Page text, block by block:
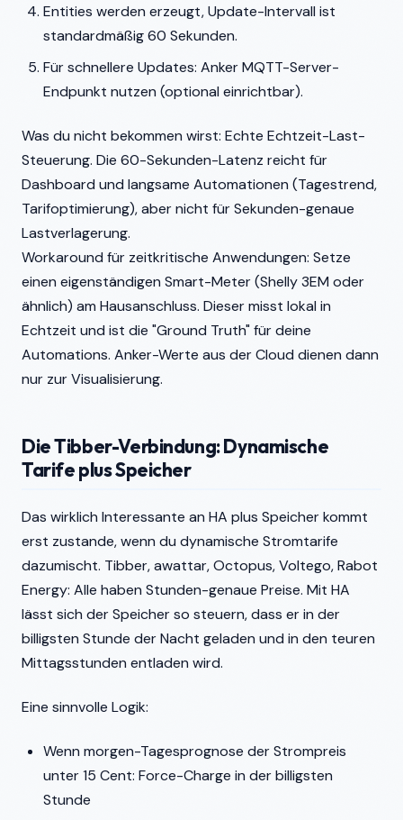
Entities werden erzeugt, Update-Intervall ist
standardmäßig 60 Sekunden.
Für schnellere Updates: Anker MQTT-Server-
Endpunkt nutzen (optional einrichtbar).
Was du nicht bekommen wirst: Echte Echtzeit-Last-
Steuerung. Die 60-Sekunden-Latenz reicht für
Dashboard und langsame Automationen (Tagestrend,
Tarifoptimierung), aber nicht für Sekunden-genaue
Lastverlagerung.
Workaround für zeitkritische Anwendungen: Setze
einen eigenständigen Smart-Meter (Shelly 3EM oder
ähnlich) am Hausanschluss. Dieser misst lokal in
Echtzeit und ist die "Ground Truth" für deine
Automations. Anker-Werte aus der Cloud dienen dann
nur zur Visualisierung.
Die Tibber-Verbindung: Dynamische
Tarife plus Speicher
Das wirklich Interessante an HA plus Speicher kommt
erst zustande, wenn du dynamische Stromtarife
dazumischt. Tibber, awattar, Octopus, Voltego, Rabot
Energy: Alle haben Stunden-genaue Preise. Mit HA
lässt sich der Speicher so steuern, dass er in der
billigsten Stunde der Nacht geladen und in den teuren
Mittagsstunden entladen wird.
Eine sinnvolle Logik:
Wenn morgen-Tagesprognose der Strompreis
unter 15 Cent: Force-Charge in der billigsten
Stunde